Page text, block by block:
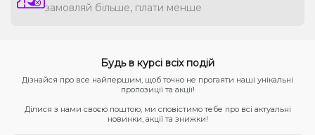
замовляй більше, плати менше
Будь в курсі всіх подій
Дізнайся про все найпершим, щоб точно не прогаяти наші унікальні
пропозиції та акції!
Ділися з нами своєю поштою, ми сповістимо тебе про всі актуальні
новинки, акції та знижки!